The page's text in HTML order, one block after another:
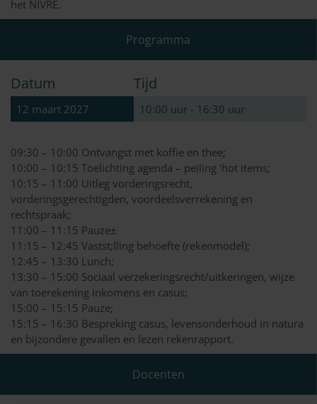
het NIVRE.
Programma
Datum Tijd
12 maart 2027 10:00 uur - 16:30 uur
09:30 – 10:00 Ontvangst met koffie en thee;
10:00 – 10:15 Toelichting agenda – peiling ‘hot items;
10:15 – 11:00 Uitleg vorderingsrecht,
vorderingsgerechtigden, voordeelsverrekening en
rechtspraak;
11:00 – 11:15 Pauze±
11:15 – 12:45 Vastst;lling behoefte (rekenmodel);
12:45 – 13:30 Lunch;
13:30 – 15:00 Sociaal verzekeringsrecht/uitkeringen, wijze
van toerekening inkomens en casus;
15:00 – 15:15 Pauze;
15:15 – 16:30 Bespreking casus, levensonderhoud in natura
en bijzondere gevallen en lezen rekenrapport.
Docenten